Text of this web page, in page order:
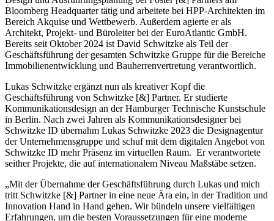
Bloomberg Headquarter tätig und arbeitete bei HPP-Architekten im
Bereich Akquise und Wettbewerb. Außerdem agierte er als
Architekt, Projekt- und Büroleiter bei der EuroAtlantic GmbH.
Bereits seit Oktober 2024 ist David Schwitzke als Teil der
Geschäftsführung der gesamten Schwitzke Gruppe für die Bereiche
Immobilienentwicklung und Bauherrenvertretung verantwortlich.
Lukas Schwitzke ergänzt nun als kreativer Kopf die
Geschäftsführung von Schwitzke [&] Partner. Er studierte
Kommunikationsdesign an der Hamburger Technische Kunstschule
in Berlin. Nach zwei Jahren als Kommunikationsdesigner bei
Schwitzke ID übernahm Lukas Schwitzke 2023 die Designagentur
der Unternehmensgruppe und schuf mit dem digitalen Angebot von
Schwitzke ID mehr Präsenz im virtuellen Raum. Er verantwortete
seither Projekte, die auf internationalem Niveau Maßstäbe setzen.
„Mit der Übernahme der Geschäftsführung durch Lukas und mich
tritt Schwitzke [&] Partner in eine neue Ära ein, in der Tradition und
Innovation Hand in Hand gehen. Wir bündeln unsere vielfältigen
Erfahrungen, um die besten Voraussetzungen für eine moderne